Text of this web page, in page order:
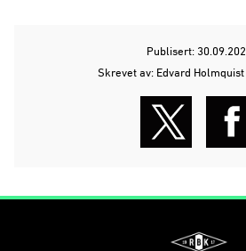
Publisert:
Skrevet av: Edvard